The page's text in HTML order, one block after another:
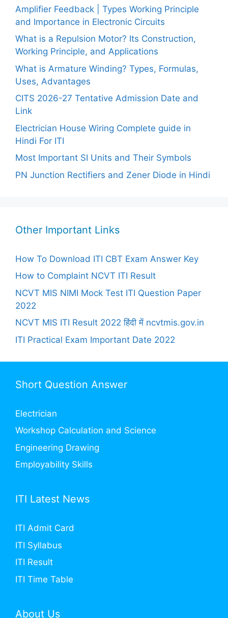
Amplifier Feedback | Types Working Principle
and Importance in Electronic Circuits
What is a Repulsion Motor? Its Construction,
Working Principle, and Applications
What is Armature Winding? Types, Formulas,
Uses, Advantages
CITS 2026-27 Tentative Admission Date and
Link
Electrician House Wiring Complete guide in
Hindi For ITI
Most Important SI Units and Their Symbols
PN Junction Rectifiers and Zener Diode in Hindi
Other Important Links
How To Download ITI CBT Exam Answer Key
How to Complaint NCVT ITI Result
NCVT MIS NIMI Mock Test ITI Question Paper
2022
NCVT MIS ITI Result 2022 हिंदी में ncvtmis.gov.in
ITI Practical Exam Important Date 2022
Short Question Answer
Electrician
Workshop Calculation and Science
Engineering Drawing
Employability Skills
ITI Latest News
ITI Admit Card
ITI Syllabus
ITI Result
ITI Time Table
About Us